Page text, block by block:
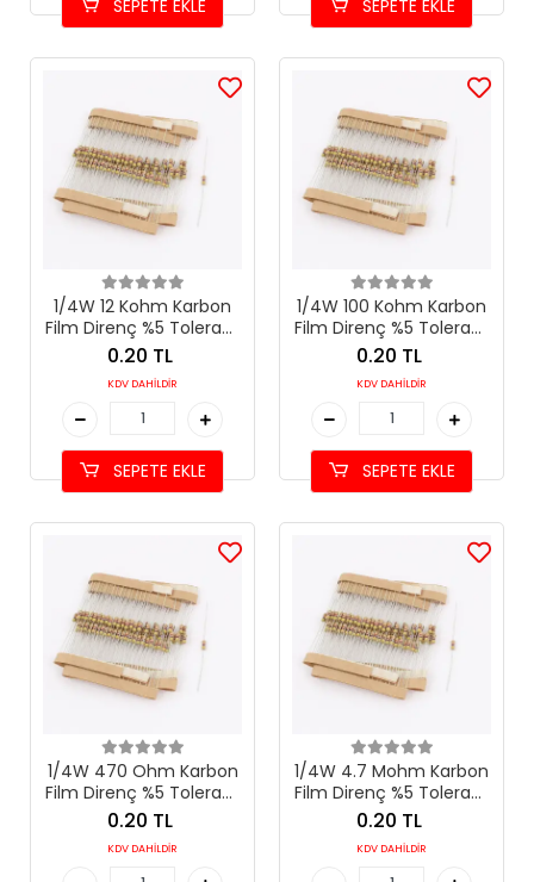
SEPETE EKLE SEPETE EKLE
1/4W 12 Kohm Karbon
Film Direnç %5 Tolerans
(12 kΩ)
0.20 TL
KDV DAHİLDİR
SEPETE EKLE
1/4W 100 Kohm Karbon
Film Direnç %5 Tolerans
(100 kΩ)
0.20 TL
KDV DAHİLDİR
SEPETE EKLE
1/4W 470 Ohm Karbon
Film Direnç %5 Tolerans
(470 Ω)
0.20 TL
KDV DAHİLDİR
1/4W 4.7 Mohm Karbon
Film Direnç %5 Tolerans
(4.7 MΩ)
0.20 TL
KDV DAHİLDİR